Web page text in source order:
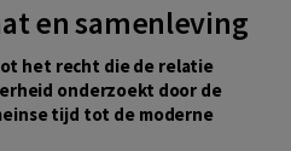
en samenleving
het recht die de relatie
onderzoekt door de
tijd tot de moderne